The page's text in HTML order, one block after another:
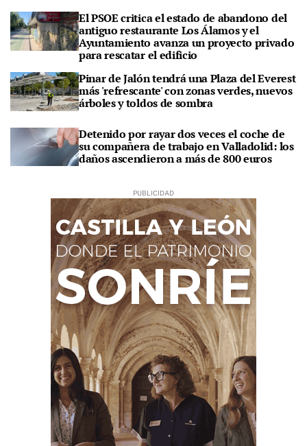
El PSOE critica el estado de abandono del
antiguo restaurante Los Álamos y el
Ayuntamiento avanza un proyecto privado
para rescatar el edificio
Pinar de Jalón tendrá una Plaza del Everest
más 'refrescante' con zonas verdes, nuevos
árboles y toldos de sombra
Detenido por rayar dos veces el coche de
su compañera de trabajo en Valladolid: los
daños ascendieron a más de 800 euros